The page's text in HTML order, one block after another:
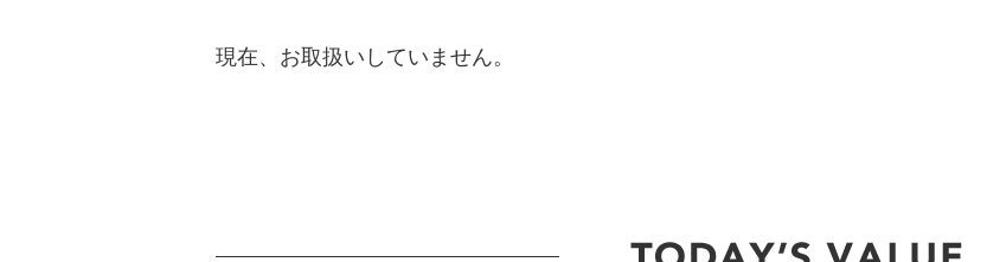
現在、お取扱いしていません。